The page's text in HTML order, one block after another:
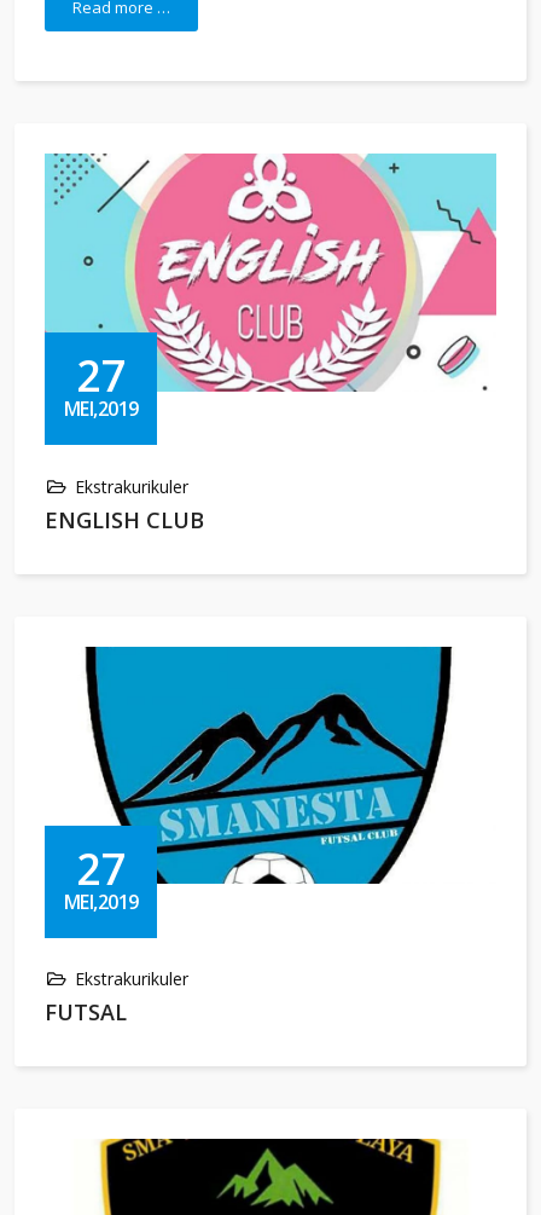
Read more …
27
MEI,2019
Ekstrakurikuler
ENGLISH CLUB
27
MEI,2019
Ekstrakurikuler
FUTSAL